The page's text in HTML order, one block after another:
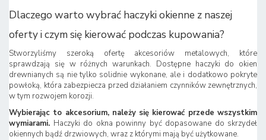
Dlaczego warto wybrać haczyki okienne z naszej
oferty i czym się kierować podczas kupowania?
Stworzyliśmy szeroką ofertę akcesoriów metalowych, które
sprawdzają się w różnych warunkach. Dostępne haczyki do okien
drewnianych są nie tylko solidnie wykonane, ale i dodatkowo pokryte
powłoką, która zabezpiecza przed działaniem czynników zewnętrznych,
w tym rozwojem korozji.
Wybierając to akcesorium, należy się kierować przede wszystkim
wymiarami. Haczyki do okna powinny być dopasowane do skrzydeł
okiennych bądź drzwiowych, wraz z którymi mają być użytkowane.